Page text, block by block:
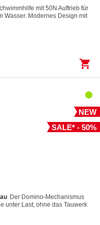
mit 50N Auftrieb für
Wasser. Modernes Design mit
shopping_cart
NEW
SALE* - 50%
Der Domino-Mechanismus
unter Last, ohne das Tauwerk